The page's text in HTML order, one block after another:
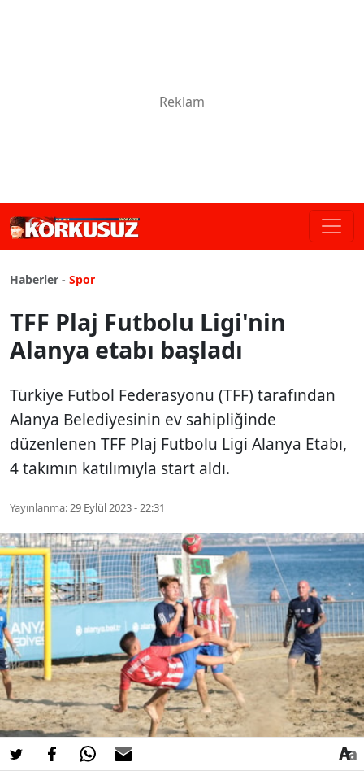
Haberler - Spor
TFF Plaj Futbolu Ligi'nin
Alanya etabı başladı
Türkiye Futbol Federasyonu (TFF) tarafından
Alanya Belediyesinin ev sahipliğinde
düzenlenen TFF Plaj Futbolu Ligi Alanya Etabı,
4 takımın katılımıyla start aldı.
Yayınlanma:29 Eylül 2023 - 22:31